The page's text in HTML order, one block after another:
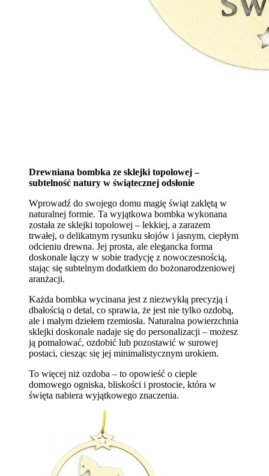
Drewniana bombka ze sklejki topolowej –
subtelność natury w świątecznej odsłonie
Wprowadź do swojego domu magię świąt zaklętą w
naturalnej formie. Ta wyjątkowa bombka wykonana
została ze sklejki topolowej – lekkiej, a zarazem
trwałej, o delikatnym rysunku słojów i jasnym, ciepłym
odcieniu drewna. Jej prosta, ale elegancka forma
doskonale łączy w sobie tradycję z nowoczesnością,
stając się subtelnym dodatkiem do bożonarodzeniowej
aranżacji.
Każda bombka wycinana jest z niezwykłą precyzją i
dbałością o detal, co sprawia, że jest nie tylko ozdobą,
ale i małym dziełem rzemiosła. Naturalna powierzchnia
sklejki doskonale nadaje się do personalizacji – możesz
ją pomalować, ozdobić lub pozostawić w surowej
postaci, ciesząc się jej minimalistycznym urokiem.
To więcej niż ozdoba – to opowieść o cieple
domowego ogniska, bliskości i prostocie, która w
święta nabiera wyjątkowego znaczenia.